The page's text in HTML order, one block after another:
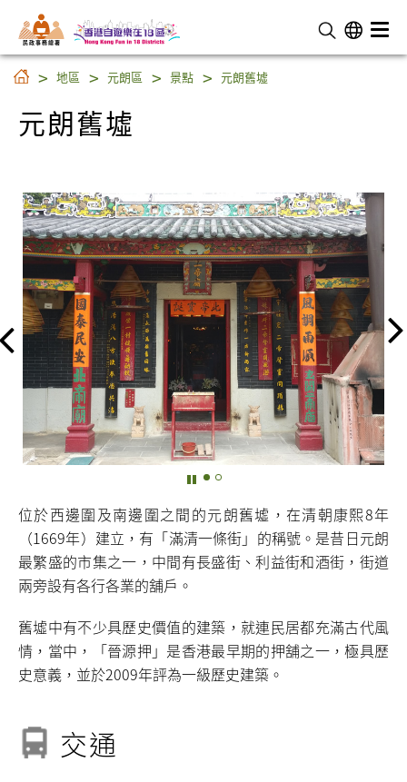
民 政 事 務 總 署
元朗舊墟
地區 元朗區 景點 元朗舊墟
元朗舊墟
位於西邊圍及南邊圍之間的元朗舊墟，在清朝康熙8年
（1669年）建立，有「滿清一條街」的稱號。是昔日元朗
最繁盛的市集之一，中間有長盛街、利益街和酒街，街道
兩旁設有各行各業的舖戶。
舊墟中有不少具歷史價值的建築，就連民居都充滿古代風
情，當中，「晉源押」是香港最早期的押舖之一，極具歷
史意義，並於2009年評為一級歷史建築。
交通